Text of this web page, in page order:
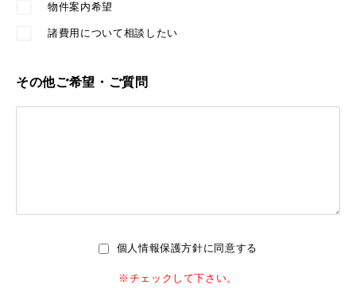
物件案内希望
諸費用について相談したい
その他ご希望・ご質問
個人情報保護方針に同意する
※チェックして下さい。